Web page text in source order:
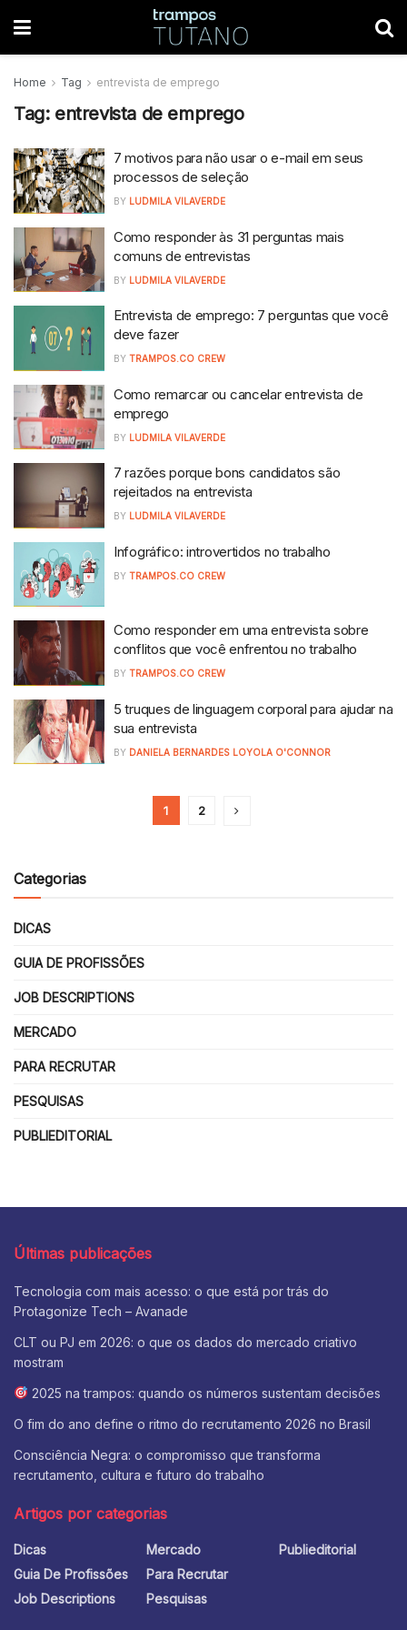
Home Tag entrevista de emprego
Tag: entrevista de emprego
7 motivos para não usar o e-mail em seus
processos de seleção
BY LUDMILA VILAVERDE
Como responder às 31 perguntas mais
comuns de entrevistas
BY LUDMILA VILAVERDE
Entrevista de emprego: 7 perguntas que você
deve fazer
BY TRAMPOS.CO CREW
Como remarcar ou cancelar entrevista de
emprego
BY LUDMILA VILAVERDE
7 razões porque bons candidatos são
rejeitados na entrevista
BY LUDMILA VILAVERDE
Infográfico: introvertidos no trabalho
BY TRAMPOS.CO CREW
Como responder em uma entrevista sobre
conflitos que você enfrentou no trabalho
BY TRAMPOS.CO CREW
5 truques de linguagem corporal para ajudar na
sua entrevista
BY DANIELA BERNARDES LOYOLA O'CONNOR
1 2
Categorias
DICAS
GUIA DE PROFISSÕES
JOB DESCRIPTIONS
MERCADO
PARA RECRUTAR
PESQUISAS
PUBLIEDITORIAL
Últimas publicações
Tecnologia com mais acesso: o que está por trás do
Protagonize Tech – Avanade
CLT ou PJ em 2026: o que os dados do mercado criativo
mostram
2025 na trampos: quando os números sustentam decisões
O fim do ano define o ritmo do recrutamento 2026 no Brasil
Consciência Negra: o compromisso que transforma
recrutamento, cultura e futuro do trabalho
Artigos por categorias
Dicas
Guia De Profissões
Job Descriptions
Mercado
Para Recrutar
Pesquisas
Publieditorial